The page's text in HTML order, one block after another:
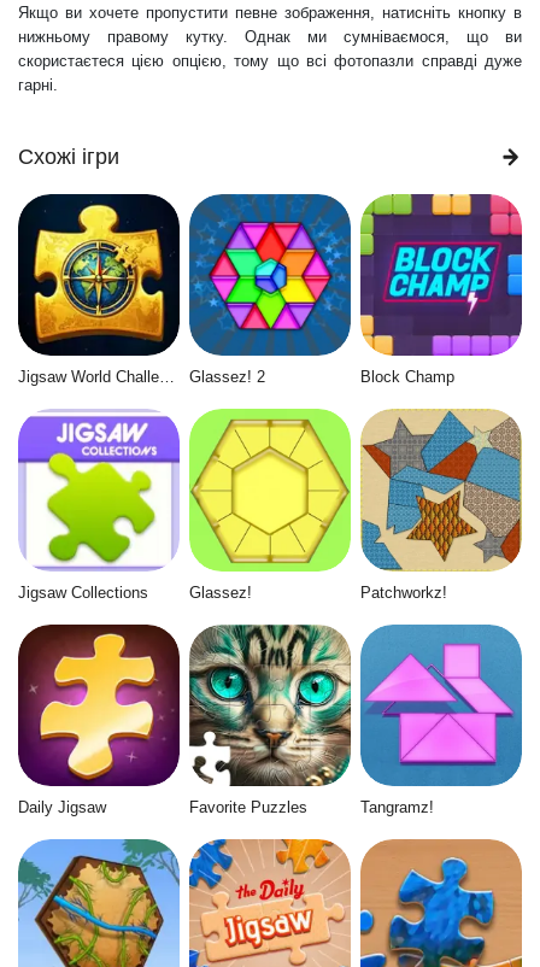
Якщо ви хочете пропустити певне зображення, натисніть кнопку в
нижньому правому кутку. Однак ми сумніваємося, що ви
скористаєтеся цією опцією, тому що всі фотопазли справді дуже
гарні.
Схожі ігри
Jigsaw World Challenge Glassez! 2 Block Champ
Jigsaw Collections Glassez! Patchworkz!
Daily Jigsaw Favorite Puzzles Tangramz!